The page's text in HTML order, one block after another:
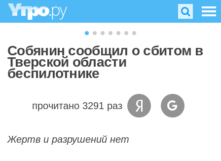
Собянин сообщил о сбитом в
Тверской области
беспилотнике
прочитано 3291 раз
Жертв и разрушений нет